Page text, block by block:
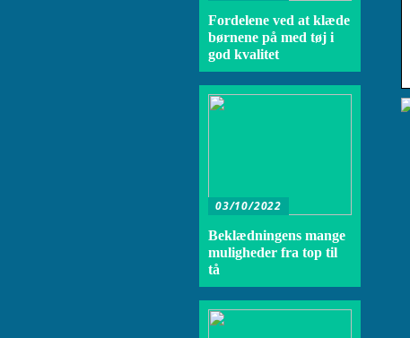
Fordelene ved at klæde
børnene på med tøj i
god kvalitet
03/10/2022
Beklædningens mange
muligheder fra top til
tå